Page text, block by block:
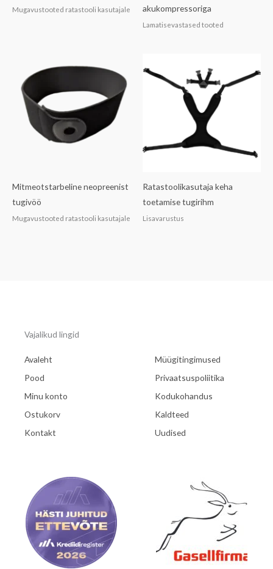
Mugavustooted ratastooli kasutajale
akukompressoriga
Lamatisevastased tooted
Mitmeotstarbeline neopreenist
tugivöö
Mugavustooted ratastooli kasutajale
Ratastoolikasutaja keha
toetamise tugirihm
Lisavarustus
Vajalikud lingid
Avaleht
Pood
Minu konto
Ostukorv
Kontakt
Müügitingimused
Privaatsuspoliitika
Kodukohandus
Kaldteed
Uudised